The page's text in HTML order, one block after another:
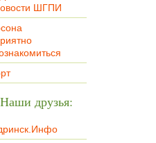
ШГПИ
Наши друзья: